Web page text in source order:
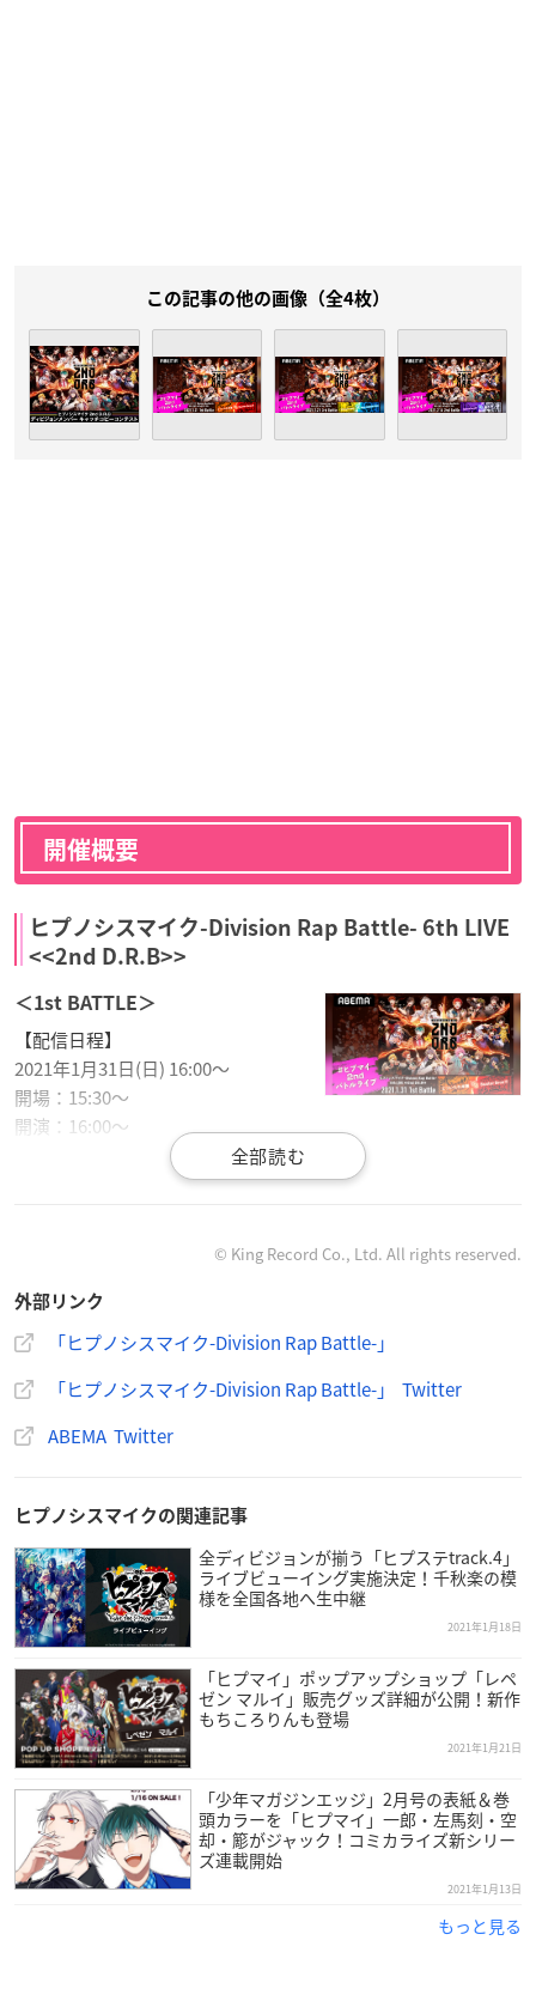
この記事の他の画像（全4枚）
開催概要
ヒプノシスマイク-Division Rap Battle- 6th LIVE
<<2nd D.R.B>>
＜1st BATTLE＞
【配信日程】
2021年1月31日(日) 16:00～
開場：15:30〜
開演：16:00〜
3,400コイン(税込4,080円相当)
【見逃し配信期間】
2021年2月7日(日)23:59まで
【出演者】
【視聴＆購入URL】
ABEMA
＜2nd BATTLE＞
【配信日程】
2021年2月14日(日) 16:00～
開場：15:30〜
開演：16:00〜
【購入期間】
2021年2月21日(日) 23:59まで
【価格】
© King Record Co., Ltd. All rights reserved.
外部リンク
「ヒプノシスマイク-Division Rap Battle-」
「ヒプノシスマイク-Division Rap Battle-」 Twitter
ABEMA Twitter
ヒプノシスマイクの関連記事
全ディビジョンが揃う「ヒプステtrack.4」
ライブビューイング実施決定！千秋楽の模
様を全国各地へ生中継
2021年1月18日
「ヒプマイ」ポップアップショップ「レペ
ゼン マルイ」販売グッズ詳細が公開！新作
もちころりんも登場
2021年1月21日
「少年マガジンエッジ」2月号の表紙＆巻
頭カラーを「ヒプマイ」一郎・左馬刻・空
却・簓がジャック！コミカライズ新シリー
ズ連載開始
2021年1月13日
もっと見る